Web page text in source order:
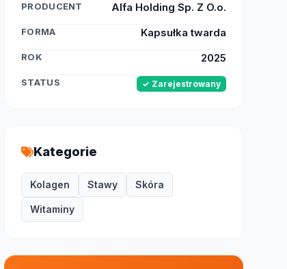
PRODUCENT Alfa Holding Sp. Z O.o.
FORMA Kapsułka twarda
ROK 2025
STATUS ✓ Zarejestrowany
Kategorie
Kolagen Stawy Skóra
Witaminy